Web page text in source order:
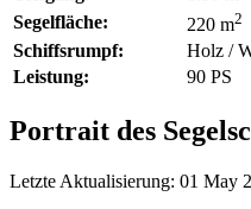
Segelfläche:
220 m2
Schiffsrumpf:
Holz /
Leistung:
90 PS
Portrait des
Letzte Aktualisierung: 01 May